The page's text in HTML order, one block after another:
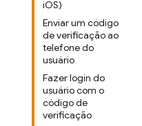
iOS)
Enviar um código
de verificação ao
telefone do
usuário
Fazer login do
usuário com o
código de
verificação